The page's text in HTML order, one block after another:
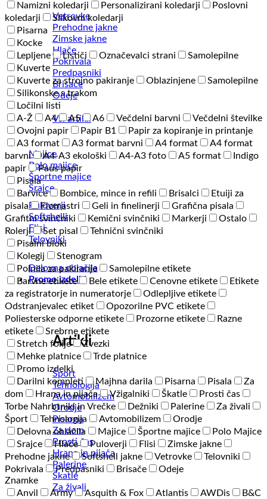
Vetrovke
Prehodne jakne
Zimske jakne
Hlače
Pokrivala
Predpasniki
Brisače
Odeje
Vsi artikli
Majice
Polo majice
Športne majice
Srajce
Puloverji
Softshelli
Flisi
Telovniki
Delovna oblačila
Promo izdelki
Artikli
Šport
Tehnologija
Avtomobilizem
Orodje
Pisarna
Za dom
Prosti čas
Hrana in pijača
Palerine
Škatle
Za živali
Namizni koledarji
Personalizirani koledarji
Poslovni
koledarji
Slikovni koledarji
Pisarna
Kocke
Lepljene
Lističi Označevalci strani
Samolepilne
Kuverte
Kuverte za strojno pakiranje
Oblazinjene
Samolepilne
Silikonske s trakom
Ločilni listi
A-Ž
A4 A5 A6 Večdelni barvni
Večdelni številke
Ovojni papir
Papir B1
Papir za kopiranje in printanje
A3 format
A3 format barvni A4 format
A4 format
barvni
A4-A3 ekološki A4-A3 foto A5 format
Indigo
papir
Paus papir
Pisala
Barvice
Bombice, mince in refili Brisalci
Etuiji za
pisala
Flomastri Geli in finelinerji
Grafična pisala
Grafitni svinčniki
Kemični svinčniki Markerji
Ostalo
Rolerji
Set pisal
Tehnični svinčniki
Pisalni bloki
Kolegij
Stenogram
Polnila za pakiranje
Samolepilne etikete
Barvne etikete
Bele etikete Cenovne etikete
Etikete
za registratorje in numeratorje
Odlepljive etikete
Odstranjevalec etiket
Opozorilne PVC etikete
Poliesterske odporne etikete
Prozorne etikete
Razne
etikete
Srebrne etikete
Stretch folije
Zvezki
Mehke platnice
Trde platnice
Promo izdelki
Darilni kompleti
Majhna darila Pisarna Pisala
Za
dom
Hrana in pijača Vžigalniki Škatle
Prosti čas
Torbe Nahrbtniki in Vrečke
Dežniki Palerine
Za živali
Šport
Tehnologija Avtomobilizem
Orodje
Delovna oblačila
Majice Športne majice
Polo Majice
Srajce
Hlače Puloverji Flisi
Zimske jakne
Prehodne jakne
Softshell jakne Vetrovke
Telovniki
Pokrivala
Predpasniki Brisače
Odeje
Znamke
Anvil
Army Asquith & Fox Atlantis AWDis
B&C